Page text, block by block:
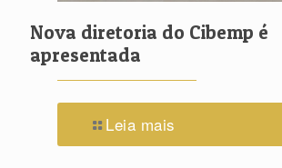
Nova diretoria do Cibemp é
apresentada
Leia mais